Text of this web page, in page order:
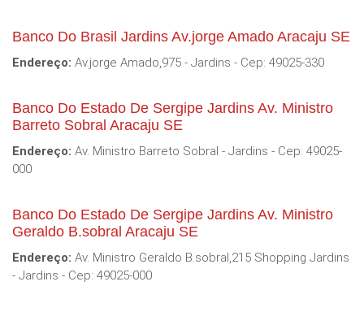
Banco Do Brasil Jardins Av.jorge Amado Aracaju SE
Endereço: Av.jorge Amado,975 - Jardins - Cep: 49025-330
Banco Do Estado De Sergipe Jardins Av. Ministro
Barreto Sobral Aracaju SE
Endereço: Av. Ministro Barreto Sobral - Jardins - Cep: 49025-
000
Banco Do Estado De Sergipe Jardins Av. Ministro
Geraldo B.sobral Aracaju SE
Endereço: Av. Ministro Geraldo B.sobral,215 Shopping Jardins
- Jardins - Cep: 49025-000